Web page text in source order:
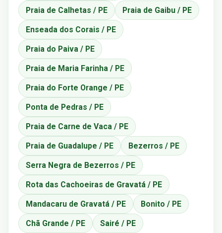
Praia de Calhetas / PE Praia de Gaibu / PE
Enseada dos Corais / PE
Praia do Paiva / PE
Praia de Maria Farinha / PE
Praia do Forte Orange / PE
Ponta de Pedras / PE
Praia de Carne de Vaca / PE
Praia de Guadalupe / PE Bezerros / PE
Serra Negra de Bezerros / PE
Rota das Cachoeiras de Gravatá / PE
Mandacaru de Gravatá / PE Bonito / PE
Chã Grande / PE Sairé / PE